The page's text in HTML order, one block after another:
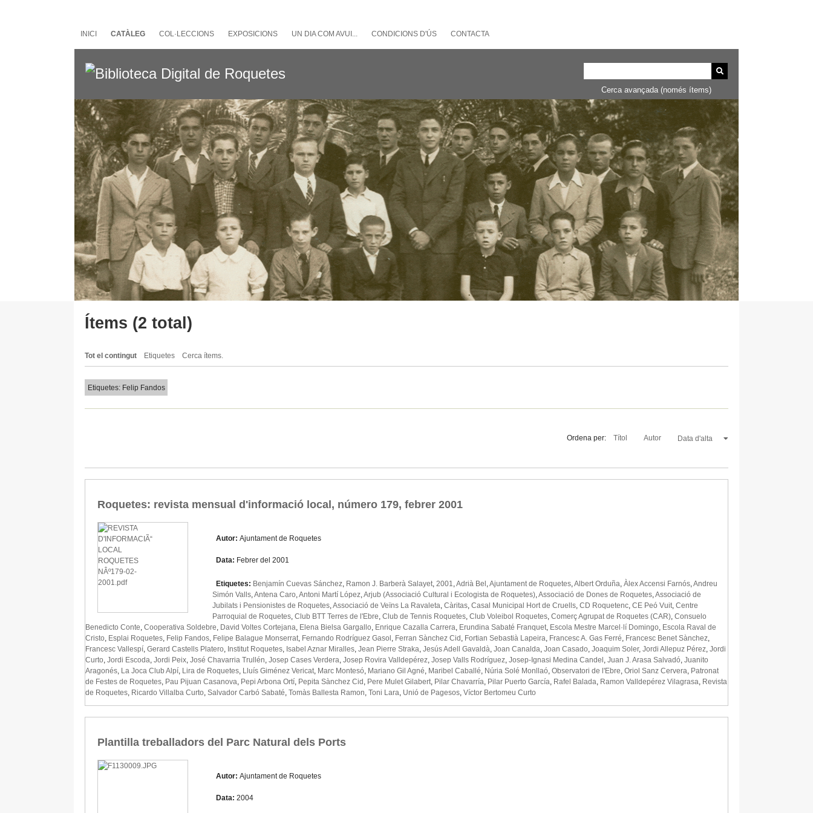
INICI CATÀLEG COL·LECCIONS EXPOSICIONS UN DIA COM AVUI... CONDICIONS D'ÚS CONTACTA
Cerca avançada (només ítems)
Ítems (2 total)
Tot el contingut Etiquetes Cerca ítems.
Etiquetes: Felip Fandos
Ordena per: Títol Autor Data d'alta
Roquetes: revista mensual d'informació local, número 179, febrer 2001
Autor: Ajuntament de Roquetes
Data: Febrer del 2001
Etiquetes: Benjamín Cuevas Sánchez, Ramon J. Barberà Salayet, 2001,Adrià Bel ,Ajuntament de Roquetes,Albert Orduña, Àlex Accensi Farnós,Andreu
Simón Valls,Antena Caro,Antoni Martí López,Arjub (Associació Cultural i Ecologista de Roquetes),Associació de Dones de Roquetes,Associació de
Jubilats i Pensionistes de Roquetes,Associació de Veïns La Ravaleta, Càritas, Casal Municipal Hort de Cruells, CD Roquetenc, CE Peó Vuit, Centre
Parroquial de Roquetes, Club BTT Terres de l'Ebre, Club de Tennis Roquetes, Club Voleibol Roquetes, Comerç Agrupat de Roquetes (CAR), Consuelo
Benedicto Conte, Cooperativa Soldebre, David Voltes Cortejana, Elena Bielsa Gargallo, Enrique Cazalla Carrera, Erundina Sabaté Franquet, Escola Mestre Marcel·lí Domingo, Escola Raval de
Cristo, Esplai Roquetes, Felip Fandos, Felipe Balague Monserrat, Fernando Rodríguez Gasol , Ferran Sànchez Cid , Fortian Sebastià Lapeira, Francesc A. Gas Ferré, Francesc Benet Sànchez,
Francesc Vallespí, Gerard Castells Platero, Institut Roquetes, Isabel Aznar Miralles, Jean Pierre Straka, Jesús Adell Gavaldà, Joan Canalda, Joan Casado, Joaquim Soler, Jordi Allepuz Pérez, Jordi
Curto, Jordi Escoda, Jordi Peix, José Chavarria Trullén, Josep Cases Verdera, Josep Rovira Valldepérez, Josep Valls Rodríguez, Josep-Ignasi Medina Candel , Juan J. Arasa Salvadó, Juanito
Aragonés, La Joca Club Alpí, Lira de Roquetes, Lluís Giménez Vericat, Marc Montesó, Mariano Gil Agné, Maribel Caballé, Núria Solé Monllaó, Observatori de l'Ebre, Oriol Sanz Cervera, Patronat
de Festes de Roquetes, Pau Pijuan Casanova, Pepi Arbona Ortí, Pepita Sànchez Cid , Pere Mulet Gilabert, Pilar Chavarría, Pilar Puerto García, Rafel Balada, Ramon Valldepérez Vilagrasa, Revista
de Roquetes, Ricardo Villalba Curto, Salvador Carbó Sabaté, Tomàs Ballesta Ramon, Toni Lara, Unió de Pagesos, Víctor Bertomeu Curto
Plantilla treballadors del Parc Natural dels Ports
Autor: Ajuntament de Roquetes
Data: 2004